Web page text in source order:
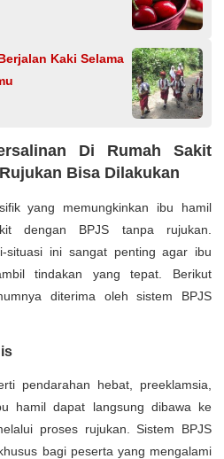
Kaki Selama
Di Rumah Sakit
Bisa Dilakukan
yang memungkinkan ibu hamil
dengan BPJS tanpa rujukan.
situasi ini sangat penting agar ibu
tindakan yang tepat. Berikut
diterima oleh sistem BPJS
pendarahan hebat, preeklamsia,
hamil dapat langsung dibawa ke
proses rujukan. Sistem BPJS
bagi peserta yang mengalami